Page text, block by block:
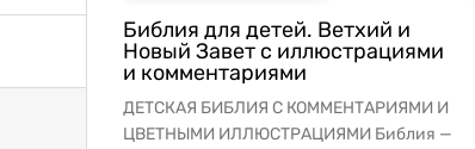
Библия для детей. Ветхий и
Новый Завет с иллюстрациями
и комментариями
ДЕТСКАЯ БИБЛИЯ С КОММЕНТАРИЯМИ И
ЦВЕТНЫМИ ИЛЛЮСТРАЦИЯМИ Библия —